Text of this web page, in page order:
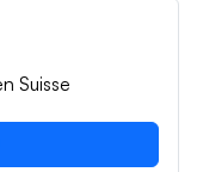
Suisse